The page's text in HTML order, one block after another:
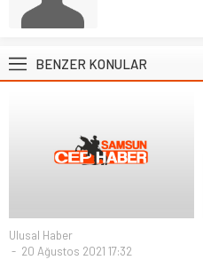
BENZER KONULAR
Ulusal Haber
20 Ağustos 2021 17:32